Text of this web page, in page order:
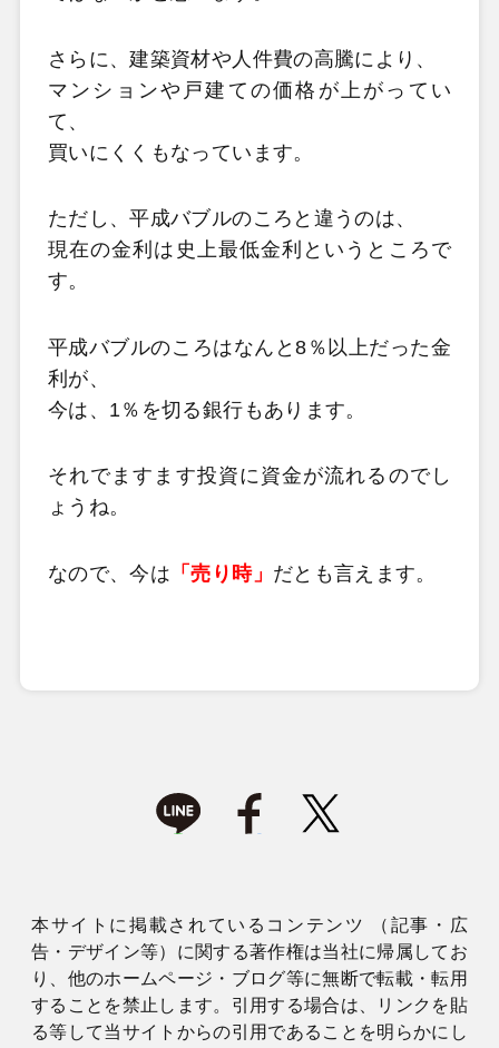
さらに、建築資材や人件費の高騰により、
マンションや戸建ての価格が上がってい
て、
買いにくくもなっています。
ただし、平成バブルのころと違うのは、
現在の金利は史上最低金利というところで
す。
平成バブルのころはなんと8％以上だった金
利が、
今は、1％を切る銀行もあります。
それでますます投資に資金が流れるのでし
ょうね。
なので、今は 「売り時」 だとも言えます。
本サイトに掲載されているコンテンツ （記事・広
告・デザイン等）に関する著作権は当社に帰属してお
り、他のホームページ・ブログ等に無断で転載・転用
することを禁止します。引用する場合は、リンクを貼
る等して当サイトからの引用であることを明らかにし